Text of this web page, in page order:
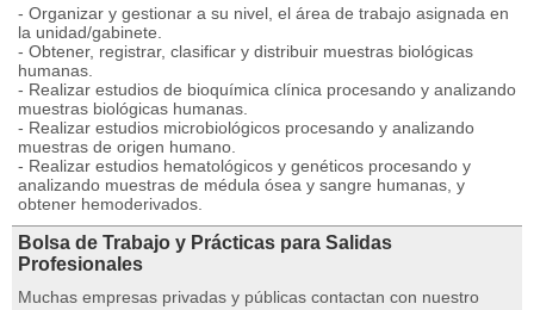
- Organizar y gestionar a su nivel, el área de trabajo asignada en
la unidad/gabinete.
- Obtener, registrar, clasificar y distribuir muestras biológicas
humanas.
- Realizar estudios de bioquímica clínica procesando y analizando
muestras biológicas humanas.
- Realizar estudios microbiológicos procesando y analizando
muestras de origen humano.
- Realizar estudios hematológicos y genéticos procesando y
analizando muestras de médula ósea y sangre humanas, y
obtener hemoderivados.
Bolsa de Trabajo y Prácticas para Salidas
Profesionales
Muchas empresas privadas y públicas contactan con nuestro